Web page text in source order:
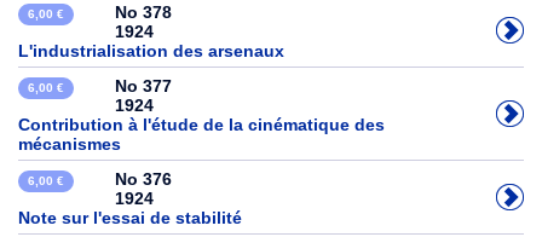
6,00 €
No 378
1924
L'industrialisation des arsenaux
6,00 €
No 377
1924
Contribution à l'étude de la cinématique des
mécanismes
6,00 €
No 376
1924
Note sur l'essai de stabilité